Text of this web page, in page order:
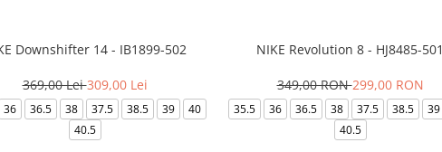
Downshifter 14 - IB1899-502
369,00 Lei309,00 Lei
36 36.5 38 37.5 38.5 39
40
40.5
NIKE Revolution 8 - HJ8485-501
349,00 RON299,00 RON
35.5 36 36.5 38 37.5 38.5 39
40.5